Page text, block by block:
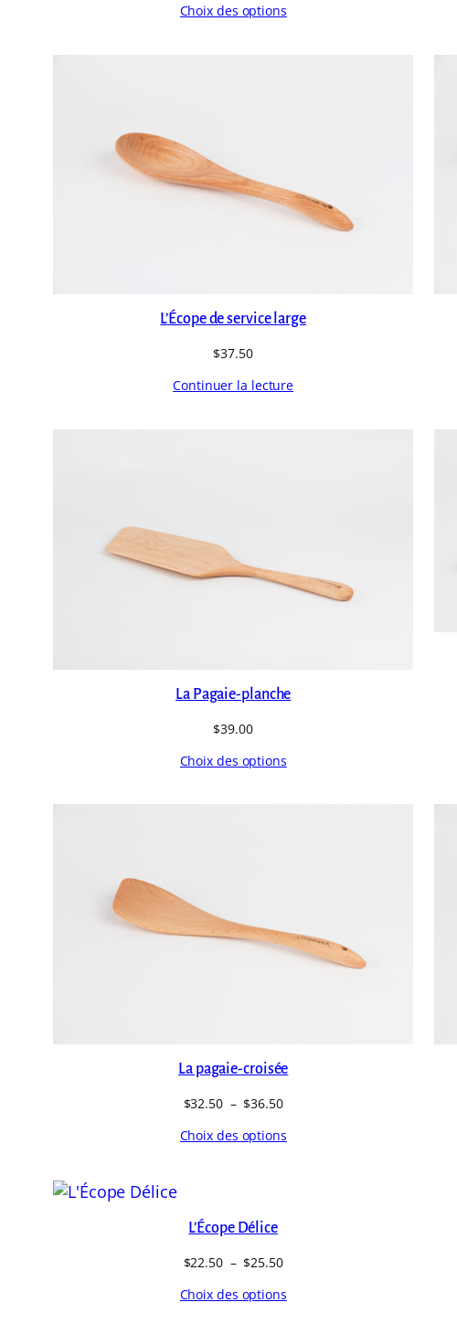
Choix des options
L’Écope de service large
$37.50
Continuer la lecture
La Pagaie-planche
$39.00
Choix des options
La pagaie-croisée
$32.50 – $36.50Plage
prix :
Choix des options
L’Écope Délice
$22.50 – $25.50Plage
prix :
Choix des options